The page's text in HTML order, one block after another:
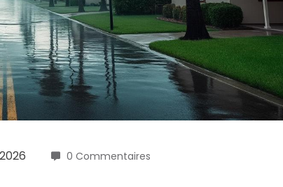
0 Commentaires